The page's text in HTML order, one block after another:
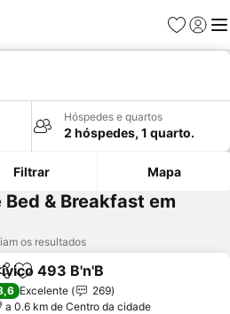
Favoritos
Iniciar
Hóspedes e quartos
2 hóspedes, 1 quarto.
Filtrar Mapa
& Breakfast em
os resultados
Adicionar aos favoritos
493 B'n'B
Excelente
269
a 0.6 km de Centro da cidade